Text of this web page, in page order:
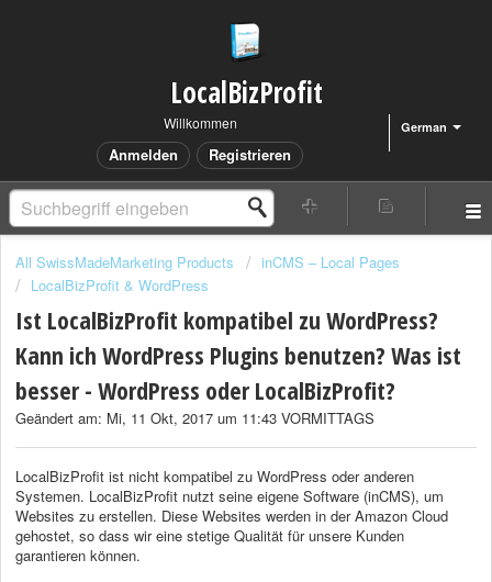
LocalBizProfit
German
Willkommen
Anmelden Registrieren
All SwissMadeMarketing Products
inCMS – Local Pages
LocalBizProfit & WordPress
Ist LocalBizProfit kompatibel zu WordPress?
Kann ich WordPress Plugins benutzen? Was ist
besser - WordPress oder LocalBizProfit?
Geändert am: Mi, 11 Okt, 2017 um 11:43 VORMITTAGS
LocalBizProfit ist nicht kompatibel zu WordPress oder anderen
Systemen. LocalBizProfit nutzt seine eigene Software (inCMS), um
Websites zu erstellen. Diese Websites werden in der Amazon Cloud
gehostet, so dass wir eine stetige Qualität für unsere Kunden
garantieren können.